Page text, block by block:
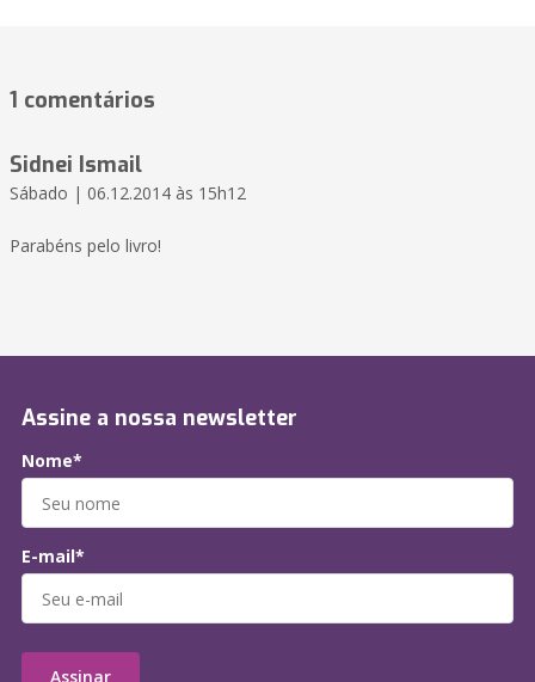
1 comentários
Sidnei Ismail
Sábado | 06.12.2014 às 15h12
Parabéns pelo livro!
Assine a nossa newsletter
Nome*
E-mail*
Assinar